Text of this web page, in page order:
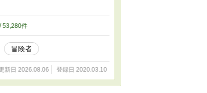
でいた村の為に猟師として生きてい
。 山で出会った真っ白な狼を助け
話。 初めての投稿です。書きたい事
世界に行くまでが長いです。 気長な
ております。 作品としての変更は
ますが、ご愛嬌とお許しいただけれ
53,280件
冒険者
新日 2026.08.06 登録日 2020.03.10